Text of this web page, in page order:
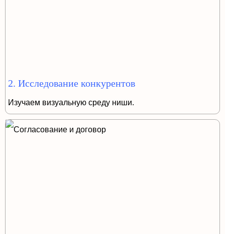
2. Исследование конкурентов
Изучаем визуальную среду ниши.